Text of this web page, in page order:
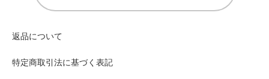
返品について
特定商取引法に基づく表記